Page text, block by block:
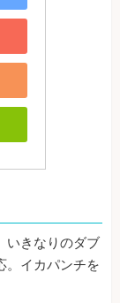
いきなりのダブ
。イカパンチを